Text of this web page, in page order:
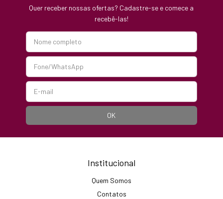
Quer receber nossas ofertas? Cadastre-se e comece a
recebê-las!
Institucional
Quem Somos
Contatos